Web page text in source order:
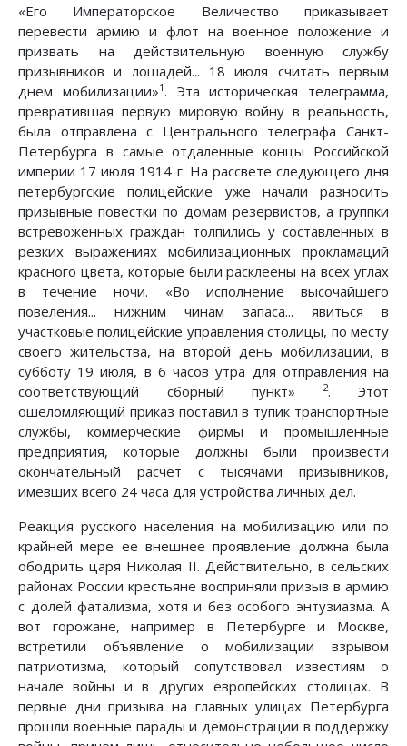
«Его Императорское Величество приказывает
перевести армию и флот на военное положение и
призвать на действительную военную службу
призывников и лошадей... 18 июля считать первым
днем мобилизации»1 . Эта историческая телеграмма,
превратившая первую мировую войну в реальность,
была отправлена с Центрального телеграфа Санкт-
Петербурга в самые отдаленные концы Российской
империи 17 июля 1914 г. На рассвете следующего дня
петербургские полицейские уже начали разносить
призывные повестки по домам резервистов, а группки
встревоженных граждан толпились у составленных в
резких выражениях мобилизационных прокламаций
красного цвета, которые были расклеены на всех углах
в течение ночи. «Во исполнение высочайшего
повеления... нижним чинам запаса... явиться в
участковые полицейские управления столицы, по месту
своего жительства, на второй день мобилизации, в
субботу 19 июля, в 6 часов утра для отправления на
соответствующий сборный пункт» 2. Этот
ошеломляющий приказ поставил в тупик транспортные
службы, коммерческие фирмы и промышленные
предприятия, которые должны были произвести
окончательный расчет с тысячами призывников,
имевших всего 24 часа для устройства личных дел.
Реакция русского населения на мобилизацию или по
крайней мере ее внешнее проявление должна была
ободрить царя Николая II. Действительно, в сельских
районах России крестьяне восприняли призыв в армию
с долей фатализма, хотя и без особого энтузиазма. А
вот горожане, например в Петербурге и Москве,
встретили объявление о мобилизации взрывом
патриотизма, который сопутствовал известиям о
начале войны и в других европейских столицах. В
первые дни призыва на главных улицах Петербурга
прошли военные парады и демонстрации в поддержку